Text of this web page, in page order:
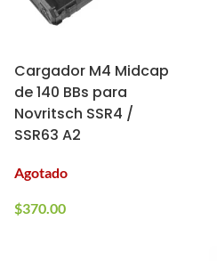
Cargador M4 Midcap
de 140 BBs para
Novritsch SSR4 /
SSR63 A2
Agotado
$370.00